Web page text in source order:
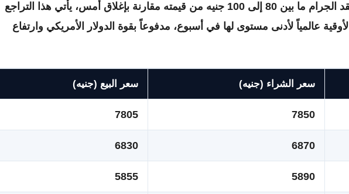
التعاملات الصباحية، حيث فقد الجرام ما بين 80 إلى 100 جنيه من قيمته مقارنة بإغلاق أمس، يأتي هذا التراجع
عالمياً لأدنى مستوى لها في أسبوع، مدفوعاً بقوة الدولار الأمريكي وارتفاع
سعر الشراء (جنيه) سعر البيع (جنيه)
7850
7805
6870
6830
5890
5855